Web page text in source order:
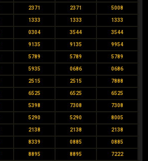
2371 2371 5008
1333 1333 1333
0304 3544 3544
9135 9135 9954
5789 5789 5789
5935 0686 0686
2515 2515 7888
6525 6525 6525
5398 7308 7308
5290 5290 8005
2138 2138 2138
8339 0885 0885
8895 8895 7222